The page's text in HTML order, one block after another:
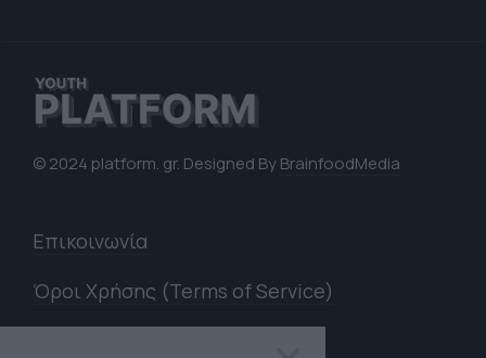
© 2024 platform. gr. Designed ByBrainfoodMedia
Επικοινωνία
Όροι Χρήσης (Terms of Service)